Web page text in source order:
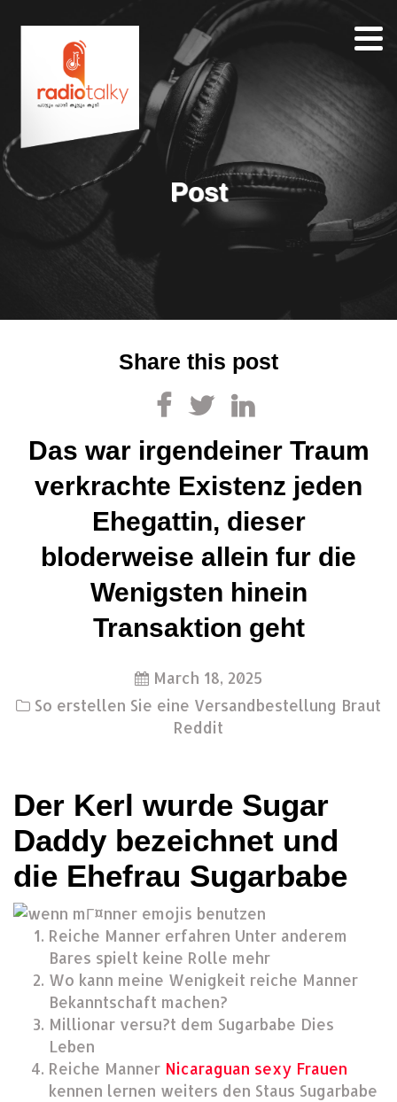
Home
Team
About
Contacts Post
Share this post
Das war irgendeiner Traum
verkrachte Existenz jeden
Ehegattin, dieser
bloderweise allein fur die
Wenigsten hinein
Transaktion geht
March 18, 2025
So erstellen Sie eine Versandbestellung Braut
Reddit
Der Kerl wurde Sugar
Daddy bezeichnet und
die Ehefrau Sugarbabe
Reiche Manner erfahren Unter anderem
Bares spielt keine Rolle mehr
Wo kann meine Wenigkeit reiche Manner
Bekanntschaft machen?
Millionar versu?t dem Sugarbabe Dies
Leben
Reiche Manner Nicaraguan sexy Frauen
kennen lernen weiters den Staus Sugarbabe